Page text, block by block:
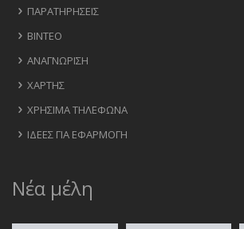
ΠΑΡΑΤΗΡΉΣΕΙΣ
ΒΊΝΤΕΟ
ΑΝΑΓΝΏΡΙΣΗ
ΧΆΡΤΗΣ
ΧΡΉΣΙΜΑ ΤΗΛΈΦΩΝΑ
ΙΔΈΕΣ ΓΙΑ ΕΦΑΡΜΟΓΉ
Νέα μέλη